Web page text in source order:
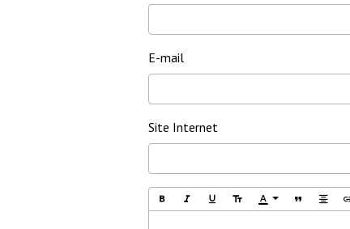
E-mail
Site Internet